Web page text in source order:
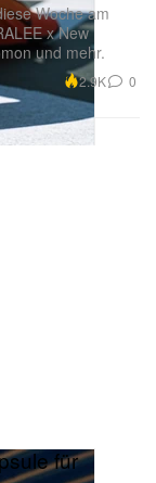
Woche am
x New
und mehr.
2.9K 0
für